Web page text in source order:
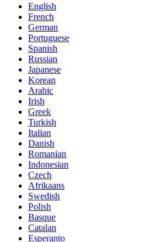
English
French
German
Portuguese
Spanish
Russian
Japanese
Korean
Arabic
Irish
Greek
Turkish
Italian
Danish
Romanian
Indonesian
Czech
Afrikaans
Swedish
Polish
Basque
Catalan
Esperanto